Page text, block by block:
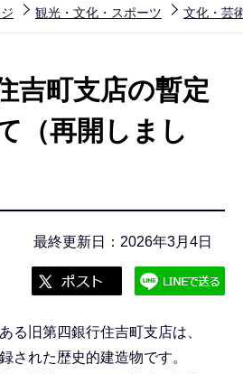
観光・文化・スポーツ 文化・芸
吉町支店の暫定
（再開しまし
最終更新日：2026年3月4日
る旧第四銀行住吉町支店は、
された歴史的建造物です。